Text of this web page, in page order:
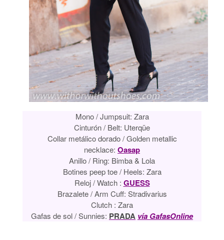
Mono / Jumpsuit: Zara
Cinturón / Belt: Uterqüe
Collar metálico dorado / Golden metallic
necklace: Oasap
Anillo / Ring: Bimba & Lola
Botines peep toe / Heels: Zara
Reloj / Watch : GUESS
Brazalete / Arm Cuff: Stradivarius
Clutch : Zara
Gafas de sol / Sunnies: PRADA vía GafasOnline